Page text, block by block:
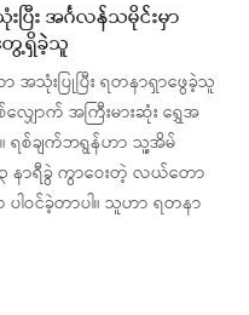
ြီး အင်္ဂလန်သမိုင်းမှာ
ေ့ရှိခဲ့သူ
အသုံးပြုပြီး ရတနာရှာဖွေခဲ့သူ
ောက် အကြီးမားဆုံး ရွှေအ
ရစ်ချက်ဘရွန်ဟာ သူ့အိမ်
ာရီခွဲ ကွာဝေးတဲ့ လယ်တော
ါဝင်ခဲ့တာပါ။ သူဟာ ရတနာ